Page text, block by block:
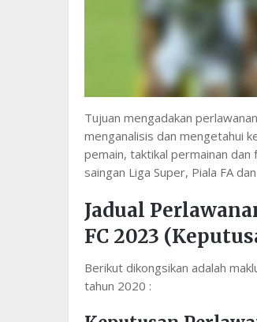
Tujuan mengadakan
menganalisis dan mengetahui
pemain, taktikal permainan
saingan Liga Super, Piala FA
Jadual
FC 2023
Berikut dikongsikan adalah
tahun 2020 :